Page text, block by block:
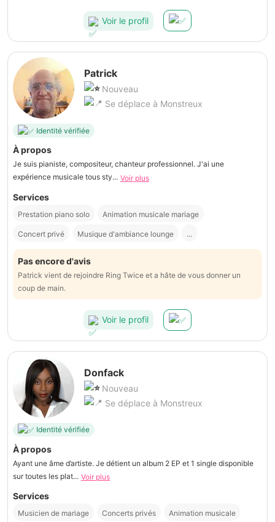
Voir le profil
Patrick
Nouveau
Se déplace à Monstreux
Identité vérifiée
À propos
Je suis pianiste, compositeur, chanteur professionnel. J'ai une
expérience musicale tous sty... Voir plus
Services
Prestation piano solo Animation musicale mariage
Concert privé Musique d'ambiance lounge ...
Pas encore d'avis
Patrick vient de rejoindre Ring Twice et a hâte de vous donner un
coup de main.
Voir le profil
Donfack
Nouveau
Se déplace à Monstreux
Identité vérifiée
À propos
Ayant une âme d’artiste. Je détient un album 2 EP et 1 single disponible
sur toutes les plat... Voir plus
Services
Musicien de mariage Concerts privés Animation musicale